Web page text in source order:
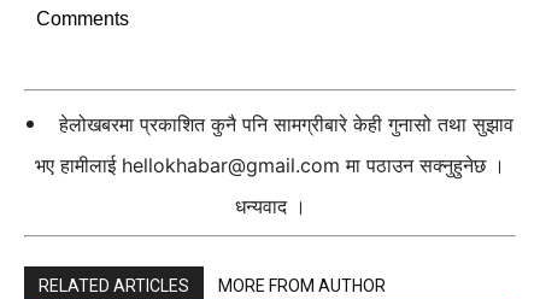
Comments
हेलोखबरमा प्रकाशित कुनै पनि सामग्रीबारे केही गुनासो तथा सुझाव
भए हामीलाई hellokhabar@gmail.com मा पठाउन सक्नुहुनेछ ।
धन्यवाद ।
RELATED ARTICLES MORE FROM AUTHOR